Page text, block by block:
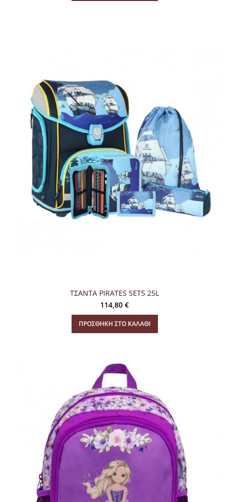
ΤΣΑΝΤΑ PIRATES SET5 25L
114,80 €
ΠΡΟΣΘΉΚΗ ΣΤΟ ΚΑΛΆΘΙ